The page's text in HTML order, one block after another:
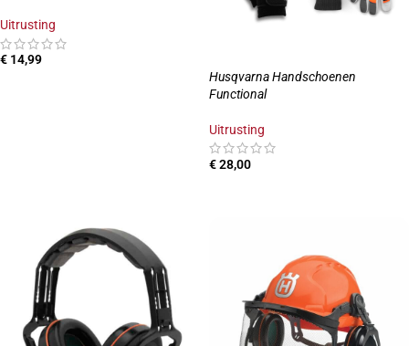
Uitrusting
€ 14,99
Husqvarna Handschoenen
Functional
Uitrusting
€28,00